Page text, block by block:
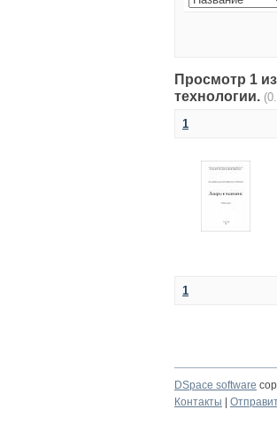
Просмотр 1
технологии.
1
1
DSpace software
Контакты